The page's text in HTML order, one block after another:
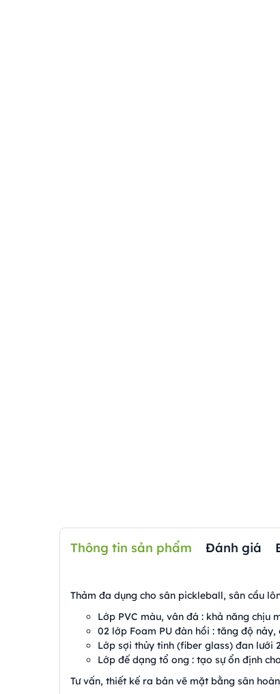
Thông tin sản phẩm Đánh giá
Thảm đa dụng cho sân pickleball, sân cầu
Lớp PVC màu, vân đá : khả năng chịu
02 lớp Foam PU đàn hồi : tăng độ
Lớp sợi thủy tinh (fiber glass) đan lưới
Lớp đế dạng tổ ong : tạo sự ổn định
Tư vấn, thiết kế ra bản vẽ mặt bằng sân